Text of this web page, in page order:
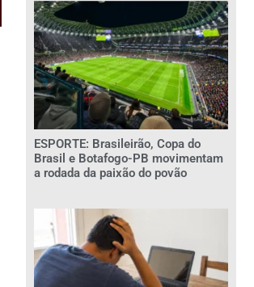
ESPORTE: Brasileirão, Copa do
Brasil e Botafogo-PB movimentam
a rodada da paixão do povão